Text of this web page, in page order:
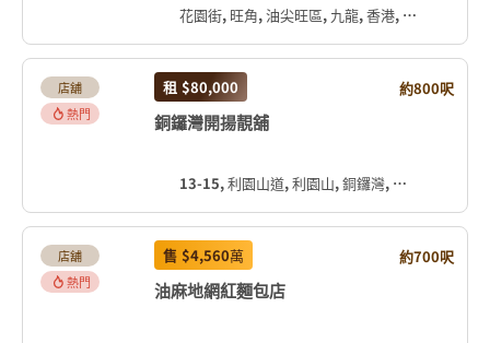
花園街, 旺角, 油尖旺區, 九龍, 香港, 中国
店舖
熱門
租 $80,000 約800呎
銅鑼灣開揚靚舖
13-15, 利園山道, 利園山, 銅鑼灣, 灣仔區, 香港島, 香港, 中国
店舖
熱門
售 $4,560萬 約700呎
油麻地網紅麵包店